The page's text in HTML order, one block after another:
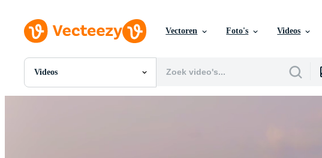
Vectoren Foto's Videos
Videos
Alle Afbeeldingen